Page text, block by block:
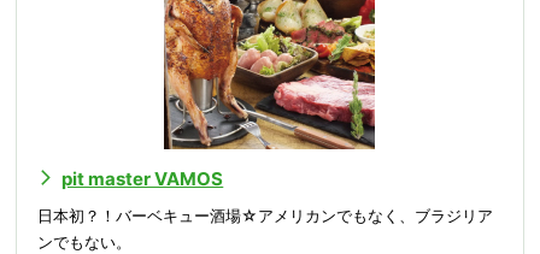
pit master VAMOS
日本初？！バーベキュー酒場☆アメリカンでもなく、ブラジリア
ンでもない。